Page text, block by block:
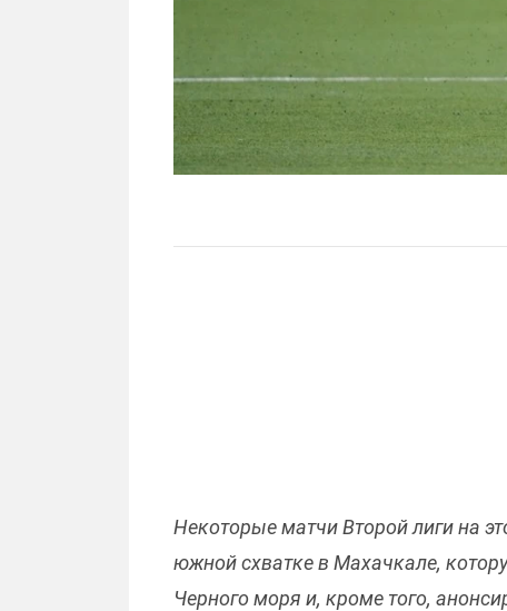
Некоторые матчи Второй лиги на
южной схватке в Махачкале,
Черного моря и, кроме того,